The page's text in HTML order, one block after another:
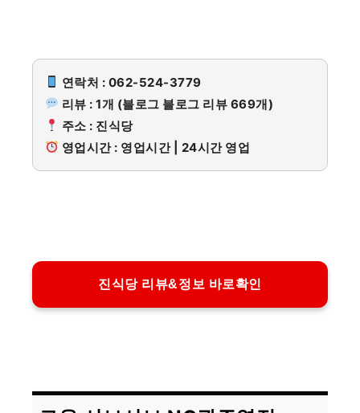
연락처 : 062-524-3779
리뷰 : 1개 (블로그 블로그 리뷰 669개)
주소 : 진식당
영업시간 : 영업시간 | 24시간 영업
진식당 리뷰&정보 바로확인